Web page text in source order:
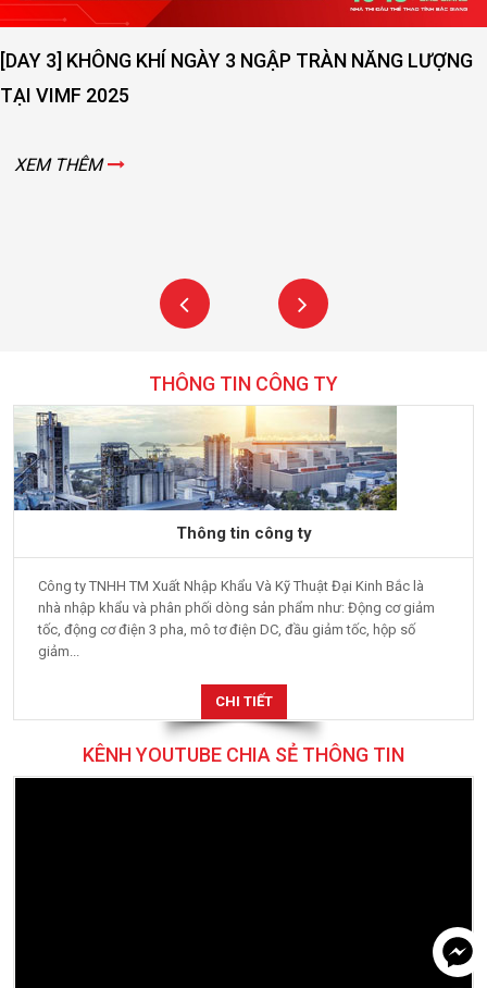
3 NGẬP TRÀN NĂNG LƯỢNG
[DAY 2] SỨC
THÔNG TIN CÔNG TY
Thông tin công ty
Công ty TNHH TM Xuất Nhập Khẩu Và Kỹ Thuật Đại Kinh Bắc là
nhà nhập khẩu và phân phối dòng sản phẩm như: Động cơ giảm
tốc, động cơ điện 3 pha, mô tơ điện DC, đầu giảm tốc, hộp số
giảm...
CHI TIẾT
KÊNH YOUTUBE CHIA SẺ THÔNG TIN